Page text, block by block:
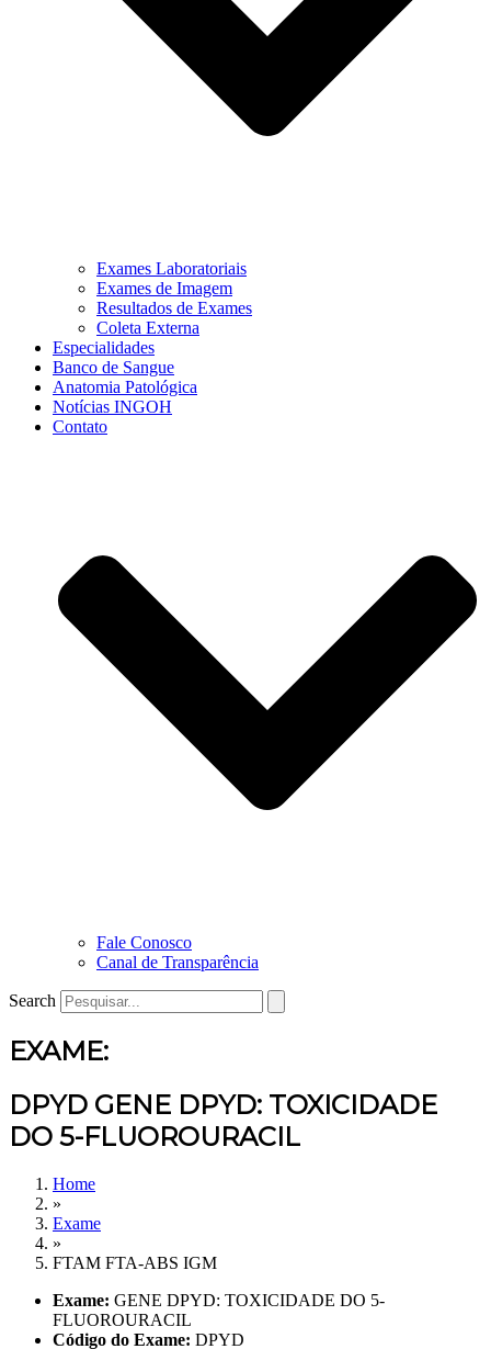
Exames Laboratoriais
Exames de Imagem
Resultados de Exames
Coleta Externa
Especialidades
Banco de Sangue
Anatomia Patológica
Notícias INGOH
Contato
Fale Conosco
Canal de Transparência
Search
EXAME:
DPYD GENE DPYD: TOXICIDADE
DO 5-FLUOROURACIL
Home
»
Exame
»
FTAM FTA-ABS IGM
Exame: GENE DPYD: TOXICIDADE DO 5-
FLUOROURACIL
Código do Exame: DPYD